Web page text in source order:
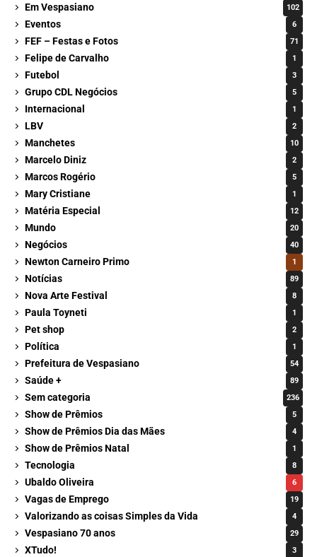
Em Vespasiano 102
Eventos 6
FEF – Festas e Fotos 71
Felipe de Carvalho 1
Futebol 3
Grupo CDL Negócios 5
Internacional 1
LBV 2
Manchetes 10
Marcelo Diniz 2
Marcos Rogério 5
Mary Cristiane 1
Matéria Especial 12
Mundo 20
Negócios 40
Newton Carneiro Primo 1
Notícias 89
Nova Arte Festival 8
Paula Toyneti 1
Pet shop 2
Política 1
Prefeitura de Vespasiano 54
Saúde + 89
Sem categoria 236
Show de Prêmios 5
Show de Prêmios Dia das Mães 4
Show de Prêmios Natal 1
Tecnologia 8
Ubaldo Oliveira 6
Vagas de Emprego 19
Valorizando as coisas Simples da Vida 4
Vespasiano 70 anos 29
XTudo! 3